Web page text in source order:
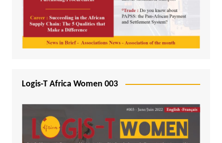
Logis-T Africa Women 003